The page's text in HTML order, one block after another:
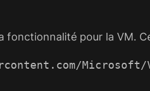
fonctionnalité pour la VM.